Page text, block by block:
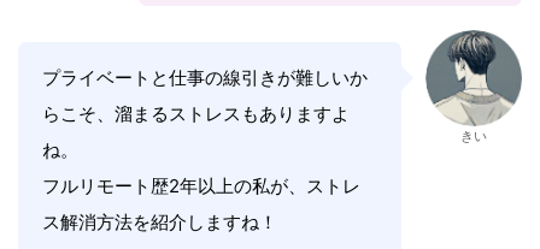
プライベートと仕事の線引きが難しいか
らこそ、溜まるストレスもありますよ
ね。
フルリモート歴2年以上の私が、ストレ
ス解消方法を紹介しますね！
きい